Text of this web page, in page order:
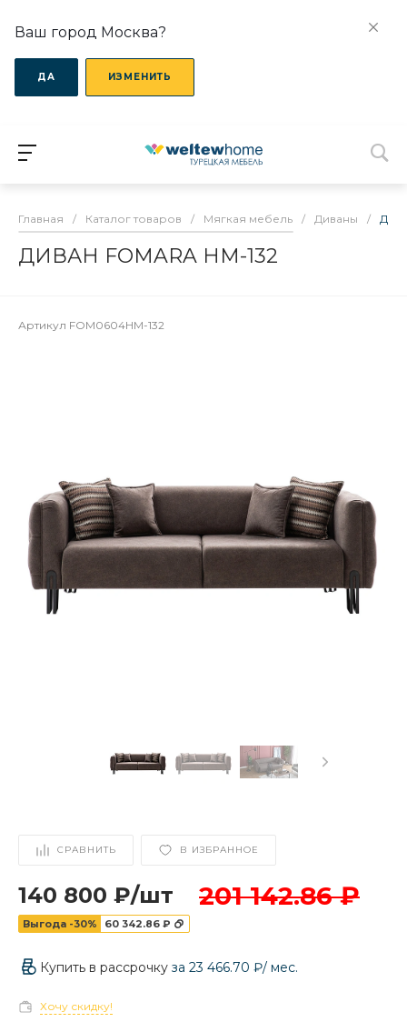
Ваш город Москва?
ДА ИЗМЕНИТЬ
Главная / Каталог товаров / Мягкая мебель / Диваны /
ДИВАН FOMARA HM-132
Артикул FOM0604HM-132
СРАВНИТЬ В ИЗБРАННОЕ
140 800 ₽/шт 201 142.86 ₽
Выгода -30% 60 342.86 ₽
Купить в рассрочку за 23 466.70 ₽/ мес.
Хочу скидку!